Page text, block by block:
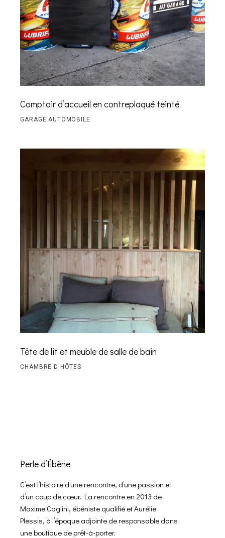
Comptoir d’accueil en contreplaqué teinté
GARAGE AUTOMOBILE
Tête de lit et meuble de salle de bain
CHAMBRE D'HÔTES
Perle d’Ébène
C’est l’histoire d’une rencontre, d’une passion et
d’un coup de cœur. La rencontre en 2013 de
Maxime Caglini, ébéniste qualifié et Aurélie
Plessis, à l’époque adjointe de responsable dans
une boutique de prêt-à-porter.